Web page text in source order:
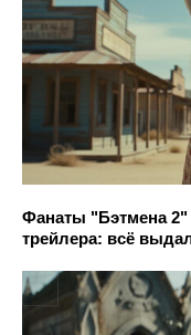
Фанаты "Бэтмена
трейлера: всё